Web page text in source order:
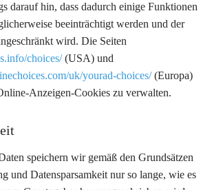
darauf hin, dass dadurch einige Funktionen
beeinträchtigt werden und der
wird. Die Seiten
choices/(USA) und
uk/yourad-choices/(Europa)
Anzeigen-Cookies zu verwalten.
speichern wir gemäß den Grundsätzen
und Datensparsamkeit nur so lange, wie es